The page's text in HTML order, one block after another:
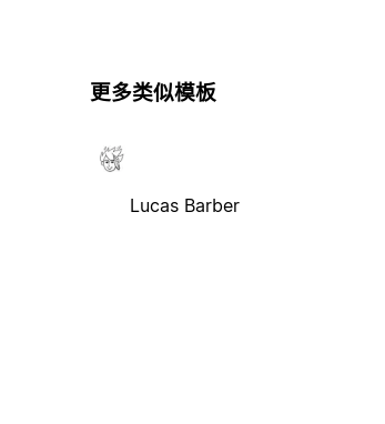
更多类似模板
Lucas Barber